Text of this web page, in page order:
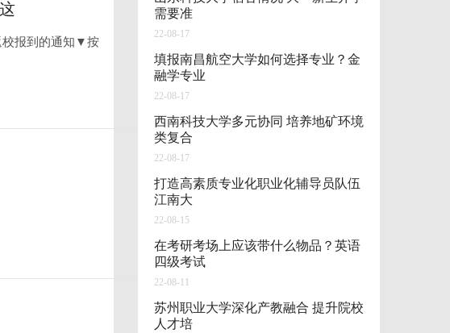
校报到的通知▼按
需要准
22-08-17
填报南昌航空大学如何选择专业？金
融学专业
22-08-17
西南科技大学多元协同 培养地矿环境
类复合
22-08-17
打造高素质专业化职业化辅导员队伍
江南大
22-08-15
在考研考场上应该带什么物品？英语
四级考试
22-08-11
苏州职业大学深化产教融合 提升院校
人才培